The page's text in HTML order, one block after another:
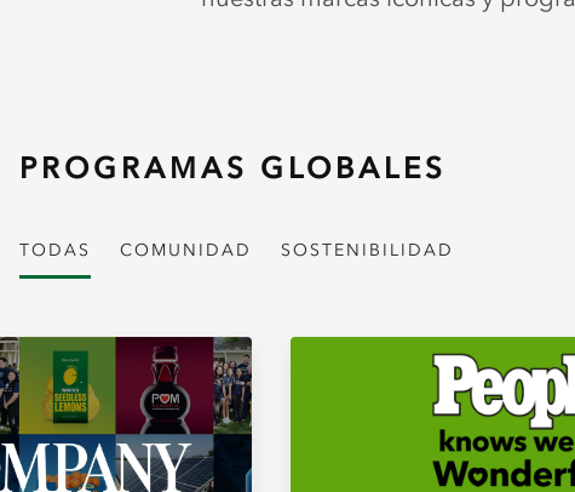
PROGRAMAS GLOBALES
TODAS COMUNIDAD SOSTENIBILIDAD